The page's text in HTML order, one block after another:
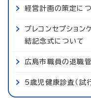
経営計画の策定に
プレコンセプショ
結記念式について
広島市職員の退職
5歳児健康診査（試